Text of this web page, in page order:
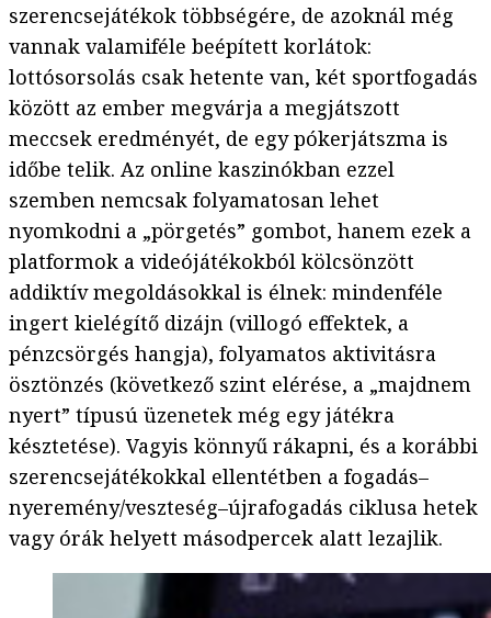
szerencsejátékok többségére, de azoknál még
vannak valamiféle beépített korlátok:
lottósorsolás csak hetente van, két sportfogadás
között az ember megvárja a megjátszott
meccsek eredményét, de egy pókerjátszma is
időbe telik. Az online kaszinókban ezzel
szemben nemcsak folyamatosan lehet
nyomkodni a „pörgetés” gombot, hanem ezek a
platformok a videójátékokból kölcsönzött
addiktív megoldásokkal is élnek: mindenféle
ingert kielégítő dizájn (villogó effektek, a
pénzcsörgés hangja), folyamatos aktivitásra
ösztönzés (következő szint elérése, a „majdnem
nyert” típusú üzenetek még egy játékra
késztetése). Vagyis könnyű rákapni, és a korábbi
szerencsejátékokkal ellentétben a fogadás–
nyeremény/veszteség–újrafogadás ciklusa hetek
vagy órák helyett másodpercek alatt lezajlik.